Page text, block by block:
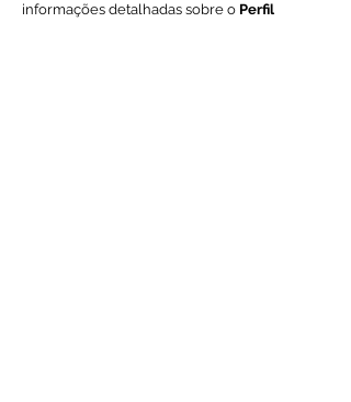
informações detalhadas sobre o Perfil